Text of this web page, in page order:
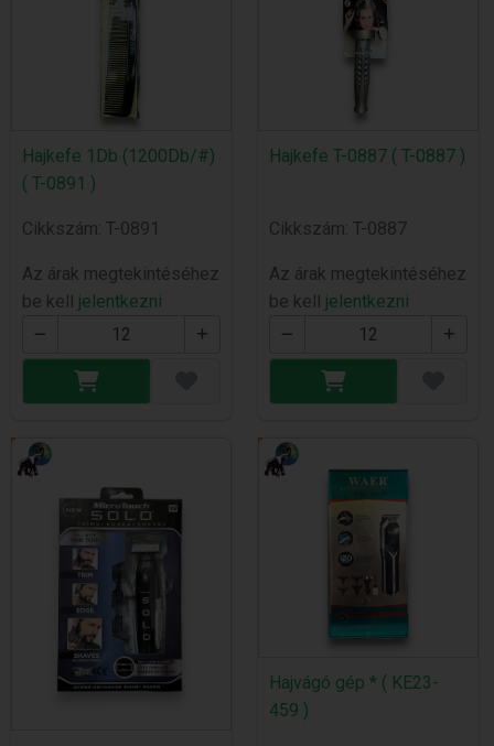
Hajkefe 1Db (1200Db/#)
( T-0891 )
Cikkszám: T-0891
Az árak megtekintéséhez
be kell jelentkezni
Hajkefe T-0887 ( T-0887 )
Cikkszám: T-0887
Az árak megtekintéséhez
be kell jelentkezni
Hajvágó gép * ( KE23-
459 )